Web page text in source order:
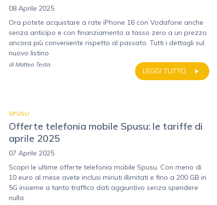
08 Aprile 2025
Ora potete acquistare a rate iPhone 16 con Vodafone anche
senza anticipo e con finanziamento a tasso zero a un prezzo
ancora più conveniente rispetto al passato. Tutti i dettagli sul
nuovo listino
LEGGI TUTTO
di Matteo Testa
SPUSU
Offerte telefonia mobile Spusu: le tariffe di
aprile 2025
07 Aprile 2025
Scopri le ultime offerte telefonia mobile Spusu. Con meno di
10 euro al mese avete inclusi minuti illimitati e fino a 200 GB in
5G insieme a tanto traffico dati aggiuntivo senza spendere
nulla